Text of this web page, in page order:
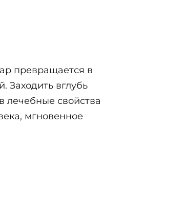
превращается в
Заходить вглубь
лечебные свойства
мгновенное